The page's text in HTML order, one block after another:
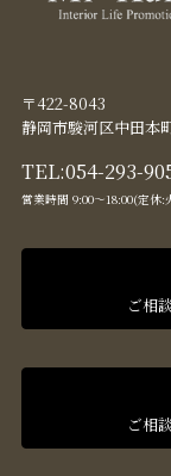
〒422-8043
静岡市駿河区中田本
TEL:054-293-
営業時間 9:00〜18:00(定休:
ご相
ご相